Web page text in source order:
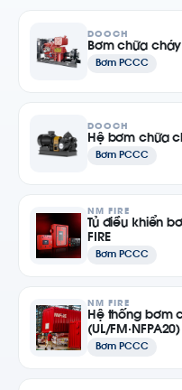
DOOCH
Bơm chữa
Bơm PCCC
DOOCH
Hệ bơm chữa
Bơm PCCC
NM FIRE
Tủ điều khiển
FIRE
Bơm PCCC
NM FIRE
Hệ thống bơm
(UL/
Bơm PCCC